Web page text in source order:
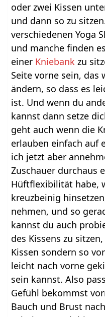
oder zwei Kissen
und dann so zu
verschiedenen Yoga
und manche finden
einer Kniebank zu
Seite vorne sein, das
ändern, so dass es
ist. Und wenn du
kannst dann setze
geht auch wenn die
erlauben einfach auf
ich jetzt aber
Zuschauer durchaus
Hüftflexibilität habe,
kreuzbeinig
nehmen, und so
kannst du auch
des Kissens zu
Kissen sondern so
leicht nach vorne
sein kannst. Also
Gefühl bekommst
Bauch und Brust